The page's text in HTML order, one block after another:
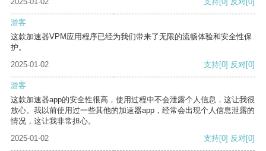
游客
这款加速器VPM应用程序已经为我们带来了无限的流畅体验和安全性保
护。
2025-01-02
支持[0] 反对[0]
游客
这款加速器app的安全性很高，使用过程中不会泄露个人信息，这让我很
放心。我以前使用过一些其他的加速器app，经常会出现个人信息泄露的
情况，这让我非常担心。
2025-01-02
支持[0] 反对[0]